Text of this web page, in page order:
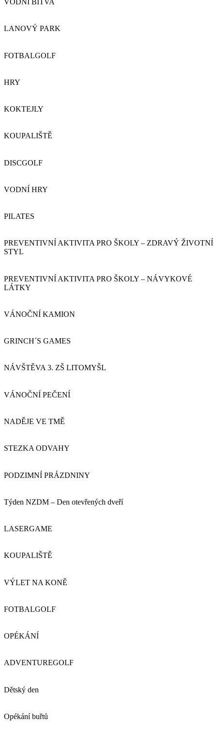
VODNÍ BITVA
LANOVÝ PARK
FOTBALGOLF
HRY
KOKTEJLY
KOUPALIŠTĚ
DISCGOLF
VODNÍ HRY
PILATES
PREVENTIVNÍ AKTIVITA PRO ŠKOLY – ZDRAVÝ ŽIVOTNÍ
STYL
PREVENTIVNÍ AKTIVITA PRO ŠKOLY – NÁVYKOVÉ
LÁTKY
VÁNOČNÍ KAMION
GRINCH´S GAMES
NÁVŠTĚVA 3. ZŠ LITOMYŠL
VÁNOČNÍ PEČENÍ
NADĚJE VE TMĚ
STEZKA ODVAHY
PODZIMNÍ PRÁZDNINY
Týden NZDM – Den otevřených dveří
LASERGAME
KOUPALIŠTĚ
VÝLET NA KONĚ
FOTBALGOLF
OPÉKÁNÍ
ADVENTUREGOLF
Dětský den
Opékání buřtů